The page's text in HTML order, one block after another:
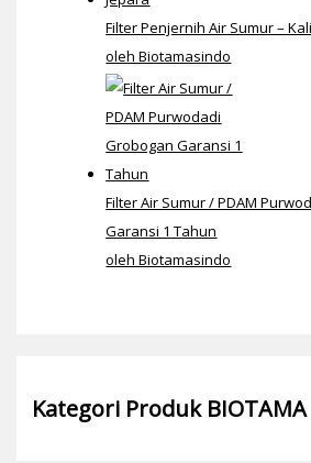
Filter Penjernih Air Sumur –
oleh Biotamasindo
Filter Air Sumur / PDAM
Garansi 1 Tahun
oleh Biotamasindo
Kategori Produk BIOTAMA